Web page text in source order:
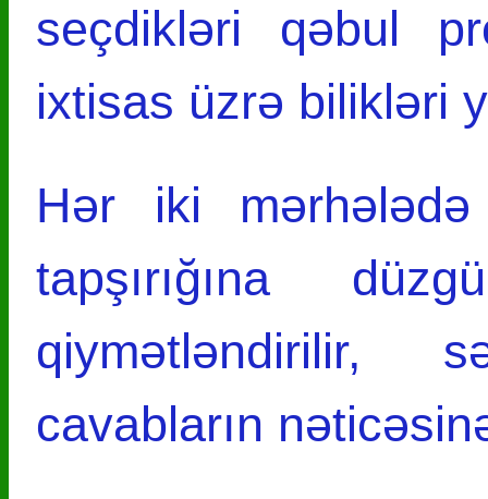
seçdikləri qəbul
ixtisas üzrə bilikləri
Hər iki
tapşırığına
qiymətləndirilir,
cavabların